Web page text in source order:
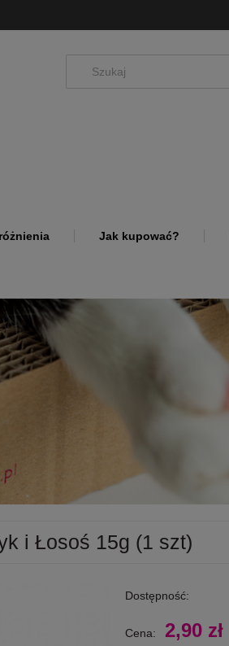
Jak kupować?
i Łosoś 15g (1 szt)
Dostępność:
Cena: 2,90 zł